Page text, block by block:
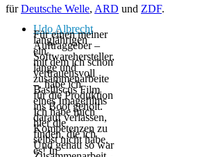
fürDeutsche Welle, ARD und ZDF.
Udo Albrecht
Für einen meiner
langjährigen
Auftraggeber –
ein
Softwarehersteller,
mit dem ich schon
lange und
vertrauensvoll
zusammenarbeite
–, habe ich
Basiliscus Film
für die Produktion
eines Imagefilms
ins Boot geholt.
Ich habe mich
darauf verlassen,
hier die
Kompetenzen zu
finden, die ich
selbst nicht habe.
Und genau so war
es! In